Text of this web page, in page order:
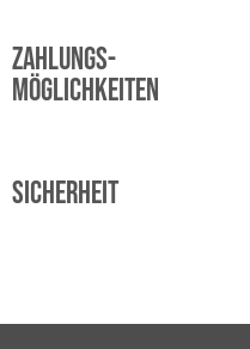
Zahlungs-
möglichkeiten
Sicherheit